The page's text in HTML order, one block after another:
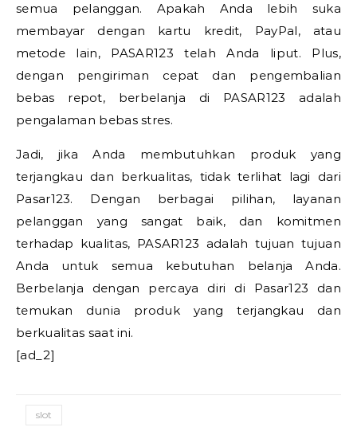
semua pelanggan. Apakah Anda lebih suka
membayar dengan kartu kredit, PayPal, atau
metode lain, PASAR123 telah Anda liput. Plus,
dengan pengiriman cepat dan pengembalian
bebas repot, berbelanja di PASAR123 adalah
pengalaman bebas stres.
Jadi, jika Anda membutuhkan produk yang
terjangkau dan berkualitas, tidak terlihat lagi dari
Pasar123. Dengan berbagai pilihan, layanan
pelanggan yang sangat baik, dan komitmen
terhadap kualitas, PASAR123 adalah tujuan tujuan
Anda untuk semua kebutuhan belanja Anda.
Berbelanja dengan percaya diri di Pasar123 dan
temukan dunia produk yang terjangkau dan
berkualitas saat ini.
[ad_2]
slot